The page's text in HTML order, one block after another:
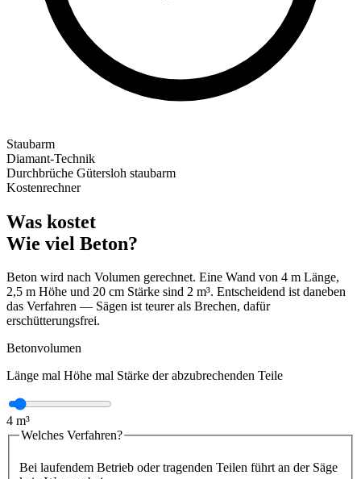
Staubarm
Diamant-Technik
Durchbrüche Gütersloh staubarm
Kostenrechner
Was kostet
Wie viel Beton?
Beton wird nach Volumen gerechnet. Eine Wand von 4 m Länge,
2,5 m Höhe und 20 cm Stärke sind 2 m³. Entscheidend ist daneben
das Verfahren — Sägen ist teurer als Brechen, dafür
erschütterungsfrei.
Betonvolumen
Länge mal Höhe mal Stärke der abzubrechenden Teile
4 m³
Welches Verfahren?
Bei laufendem Betrieb oder tragenden Teilen führt an der Säge